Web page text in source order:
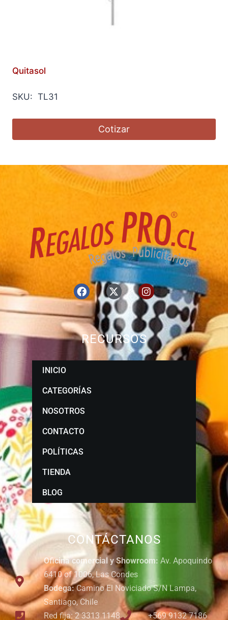
Quitasol
SKU: TL31
Cotizar
CONTÁCTANOS
Oficina comercial y Showroom: Av. Apoquindo
6410 of 1006, Las Condes
Bodega:Camino El Noviciado S/N Lampa,
Santiago, Chile
Red fija: 2 3313 1148
+569 9132 7186
RECURSOS
INICIO
CATEGORÍAS
NOSOTROS
CONTACTO
POLÍTICAS
TIENDA
BLOG